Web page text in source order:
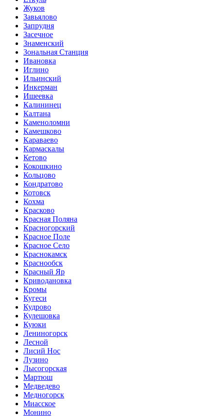
Жуков
Завьялово
Запрудня
Засечное
Знаменский
Зональная Станция
Ивановка
Иглино
Ильинский
Инкерман
Ишеевка
Калининец
Калтана
Каменоломни
Камешково
Караваево
Кармаскалы
Кетово
Кокошкино
Кольцово
Кондратово
Котовск
Кохма
Красково
Красная Поляна
Красногорский
Красное Поле
Красное Село
Краснокамск
Краснообск
Красный Яр
Криводановка
Кромы
Кугеси
Кудрово
Кулешовка
Куюки
Лениногорск
Лесной
Лисий Нос
Лузино
Лысогорская
Мартюш
Медведево
Медногорск
Миасское
Монино